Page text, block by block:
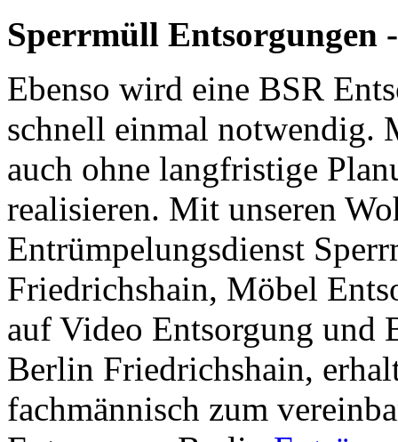
Sperrmüll Entsorgungen
Ebenso wird eine BSR
schnell einmal notwendig.
auch ohne langfristige
realisieren. Mit unseren
Entrümpelungsdienst
Friedrichshain, Möbel
auf Video Entsorgung und
Berlin Friedrichshain,
fachmännisch zum